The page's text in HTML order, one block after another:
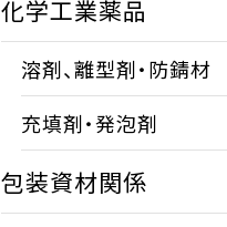
化学工業薬品
溶剤、離型剤・防錆材
充填剤・発泡剤
包装資材関係